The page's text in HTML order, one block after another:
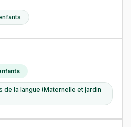
de la langue (Maternelle et jardin